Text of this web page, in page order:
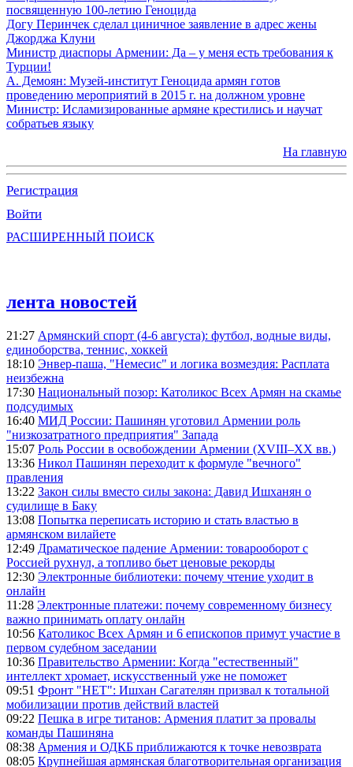
посвященную 100-летию Геноцида
Догу Перинчек сделал циничное заявление в адрес жены
Джорджа Клуни
Министр диаспоры Армении: Да – у меня есть требования к
Турции!
А. Демоян: Музей-институт Геноцида армян готов
проведению мероприятий в 2015 г. на должном уровне
Министр: Исламизированные армяне крестились и научат
собратьев языку
На главную
Регистрация
Войти
РАСШИРЕННЫЙ ПОИСК
лента новостей
21:27 Армянский спорт (4-6 августа): футбол, водные виды,
единоборства, теннис, хоккей
18:10 Энвер-паша, "Немесис" и логика возмездия: Расплата
неизбежна
17:30 Национальный позор: Католикос Всех Армян на скамье
подсудимых
16:40 МИД России: Пашинян уготовил Армении роль
"низкозатратного предприятия" Запада
15:07 Роль России в освобождении Армении (XVIII–XX вв.)
13:36 Никол Пашинян переходит к формуле "вечного"
правления
13:22 Закон силы вместо силы закона: Давид Ишханян о
судилище в Баку
13:08 Попытка переписать историю и стать властью в
армянском вилайете
12:49 Драматическое падение Армении: товарооборот с
Россией рухнул, а топливо бьет ценовые рекорды
12:30 Электронные библиотеки: почему чтение уходит в
онлайн
11:28 Электронные платежи: почему современному бизнесу
важно принимать оплату онлайн
10:56 Католикос Всех Армян и 6 епископов примут участие в
первом судебном заседании
10:36 Правительство Армении: Когда "естественный"
интеллект хромает, искусственный уже не поможет
09:51 Фронт "НЕТ": Ишхан Сагателян призвал к тотальной
мобилизации против действий властей
09:22 Пешка в игре титанов: Армения платит за провалы
команды Пашиняна
08:38 Армения и ОДКБ приближаются к точке невозврата
08:05 Крупнейшая армянская благотворительная организация